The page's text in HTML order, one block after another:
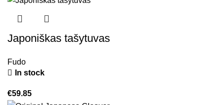
Japoniškas tašytuvas
Fudo
In stock
€59.85